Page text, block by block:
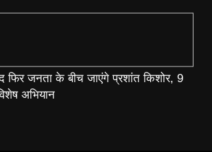
फिर जनता के बीच जाएंगे प्रशांत किशोर, 9
अभियान